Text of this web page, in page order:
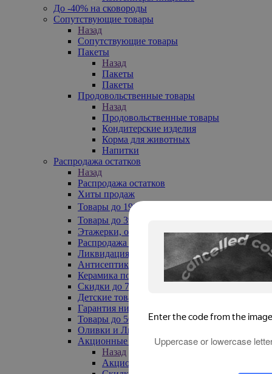
До -40% на сковороды
Сопутствующие товары
Назад
Сопутствующие товары
Пакеты
Назад
Пакеты
Пакеты
Продовольственные товары
Назад
Продовольственные товары
Кондитерские изделия
Корма для животных
Напитки
Распродажа остатков
Назад
Распродажа остатков
Хиты продаж
Товары до 199₽
Товары до 399₽
Этажерки, обувницы
Распродажа текстиля до -50%
Ликвидация до -70%
Антисептики
Керамика по 129 руб
Скидки до 70%
Детские товары
Гарантия низкой цены
Товары до 500 руб
Оливки и Лимоны
Акционные товары
Назад
Акционные товары